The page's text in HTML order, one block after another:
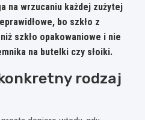
na wrzucaniu każdej zużytej
bo szkło z
szkło opakowaniowe i nie
na butelki czy słoiki.
rodzaj